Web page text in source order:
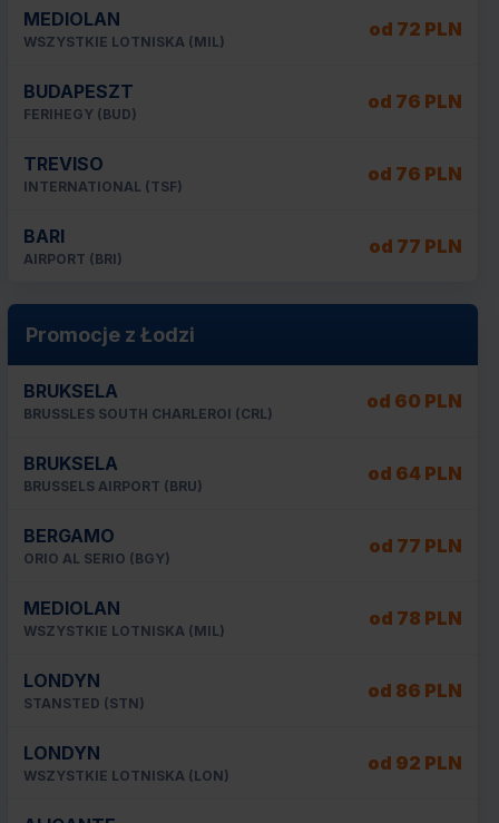
MEDIOLAN
WSZYSTKIE LOTNISKA (MIL)
od 72 PLN
BUDAPESZT
FERIHEGY (BUD)
od 76 PLN
TREVISO
INTERNATIONAL (TSF)
od 76 PLN
BARI
AIRPORT (BRI)
od 77 PLN
Promocje z Łodzi
BRUKSELA
BRUSSLES SOUTH CHARLEROI (CRL)
od 60 PLN
BRUKSELA
BRUSSELS AIRPORT (BRU)
od 64 PLN
BERGAMO
ORIO AL SERIO (BGY)
od 77 PLN
MEDIOLAN
WSZYSTKIE LOTNISKA (MIL)
od 78 PLN
LONDYN
STANSTED (STN)
od 86 PLN
LONDYN
WSZYSTKIE LOTNISKA (LON)
od 92 PLN